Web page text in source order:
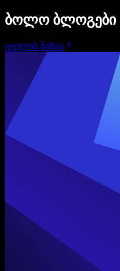
ბოლო ბლოგები
ყველას ნახვა